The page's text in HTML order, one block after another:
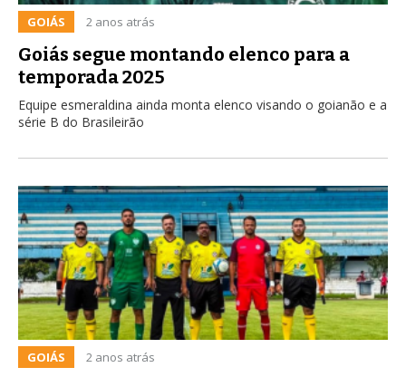
GOIÁS 2 anos atrás
Goiás segue montando elenco para a
temporada 2025
Equipe esmeraldina ainda monta elenco visando o goianão e a
série B do Brasileirão
GOIÁS 2 anos atrás